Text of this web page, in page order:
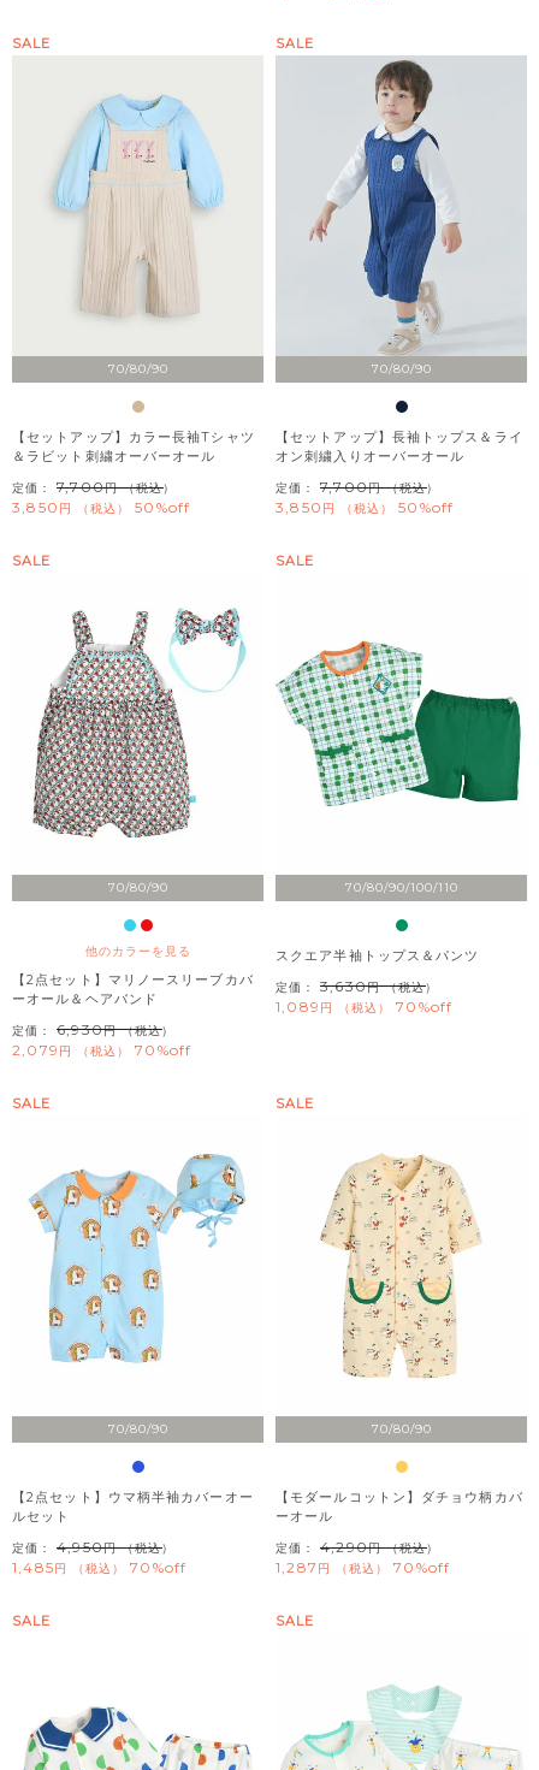
70/80/90
SALE
【セットアップ】カラー長袖Tシャツ
＆ラビット刺繍オーバーオール
定価： 7,700 （税込）
3,850 税込 50%off
70/80/90
SALE
【セットアップ】長袖トップス＆ライ
オン刺繍入りオーバーオール
定価： 7,700 （税込）
3,850 税込 50%off
70/80/90
他のカラーを見る
SALE
【2点セット】マリノースリーブカバ
ーオール＆ヘアバンド
定価： 6,930 （税込）
2,079 税込 70%off
70/80/90/100/110
SALE
スクエア半袖トップス＆パンツ
定価： 3,630 （税込）
1,089 税込 70%off
70/80/90
SALE
【2点セット】ウマ柄半袖カバーオー
ルセット
定価： 4,950 （税込）
1,485 税込 70%off
70/80/90
SALE
【モダールコットン】ダチョウ柄カバ
ーオール
定価： 4,290 （税込）
1,287 税込 70%off
SALE SALE